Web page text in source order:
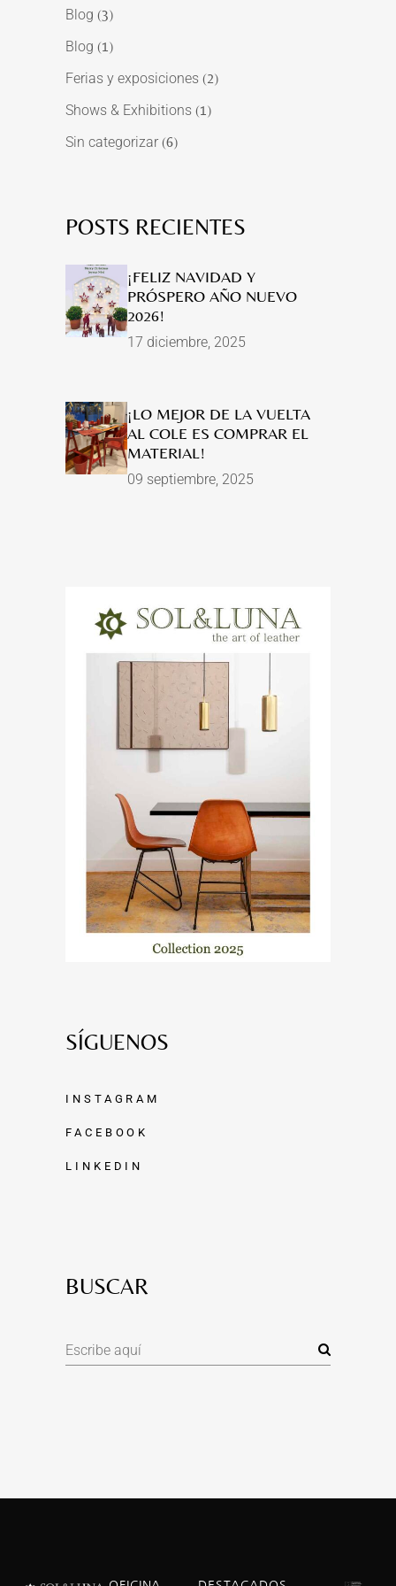
Blog (3)
Blog (1)
Ferias y exposiciones (2)
Shows & Exhibitions (1)
Sin categorizar (6)
POSTS RECIENTES
¡FELIZ NAVIDAD Y
PRÓSPERO AÑO NUEVO
2026!
17 diciembre, 2025
¡LO MEJOR DE LA VUELTA
AL COLE ES COMPRAR EL
MATERIAL!
09 septiembre, 2025
SÍGUENOS
INSTAGRAM
FACEBOOK
LINKEDIN
BUSCAR